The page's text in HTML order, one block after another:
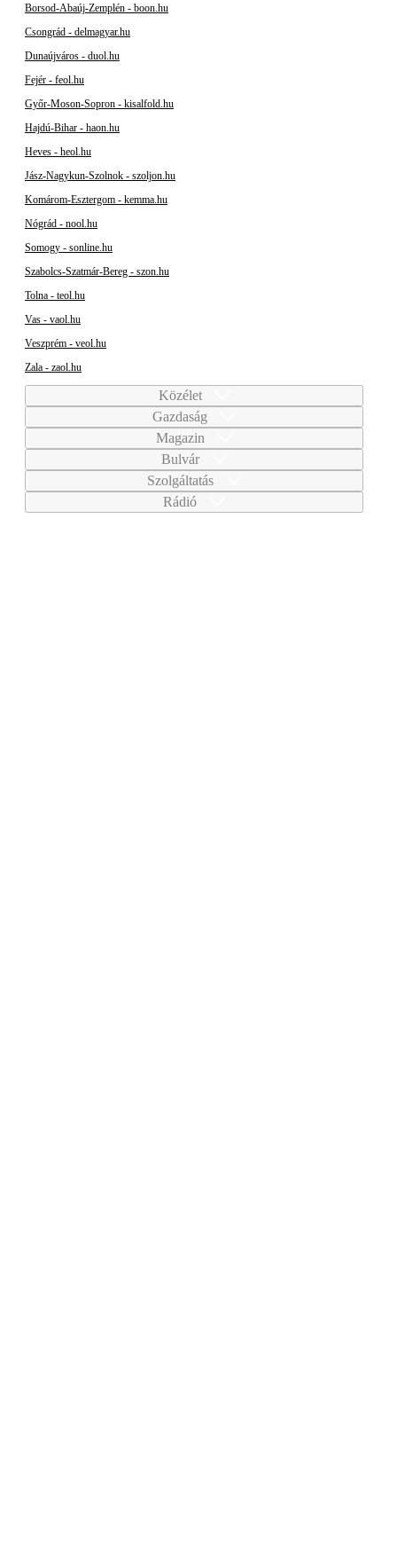
Borsod-Abaúj-Zemplén - boon.hu
Csongrád - delmagyar.hu
Dunaújváros - duol.hu
Fejér - feol.hu
Győr-Moson-Sopron - kisalfold.hu
Hajdú-Bihar - haon.hu
Heves - heol.hu
Jász-Nagykun-Szolnok - szoljon.hu
Komárom-Esztergom - kemma.hu
Nógrád - nool.hu
Somogy - sonline.hu
Szabolcs-Szatmár-Bereg - szon.hu
Tolna - teol.hu
Vas - vaol.hu
Veszprém - veol.hu
Zala - zaol.hu
Közélet
Gazdaság
Magazin
Bulvár
Szolgáltatás
Rádió